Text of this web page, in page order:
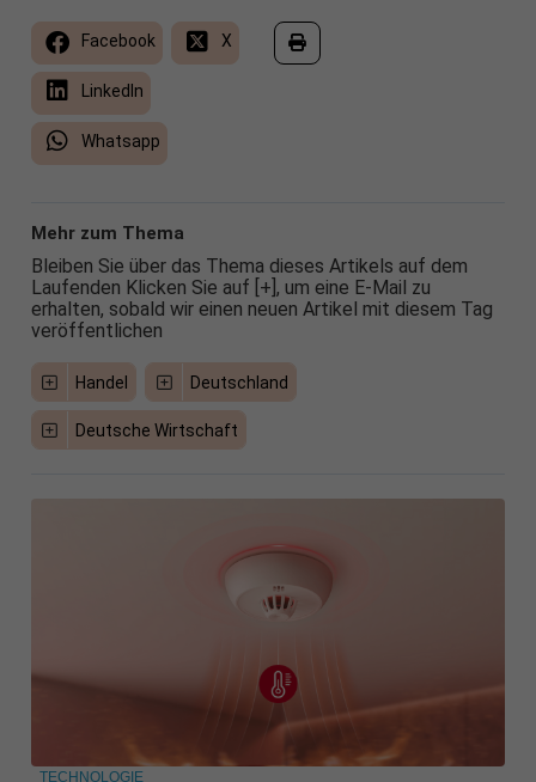
Facebook X
LinkedIn
Whatsapp
Mehr zum Thema
Bleiben Sie über das Thema dieses Artikels auf dem
Laufenden Klicken Sie auf [+], um eine E-Mail zu
erhalten, sobald wir einen neuen Artikel mit diesem Tag
veröffentlichen
Handel Deutschland
Deutsche Wirtschaft
TECHNOLOGIE